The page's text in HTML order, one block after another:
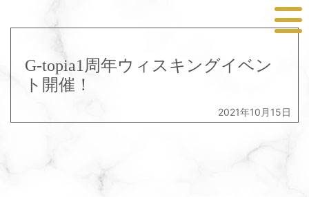
G-topia1周年ウィスキングイベン
ト開催！
2021年10月15日